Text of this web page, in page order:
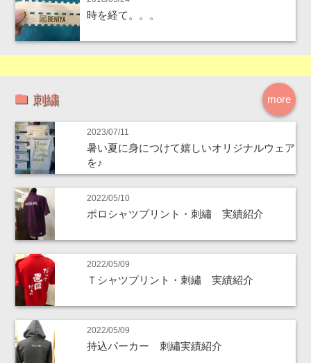
時を経て。。。
more
刺繍
2023/07/11
暑い夏に身につけて嬉しいオリジナルウェア
を♪
2022/05/10
ポロシャツプリント・刺繡 実績紹介
2022/05/09
Ｔシャツプリント・刺繡 実績紹介
2022/05/09
持込パーカー 刺繡実績紹介